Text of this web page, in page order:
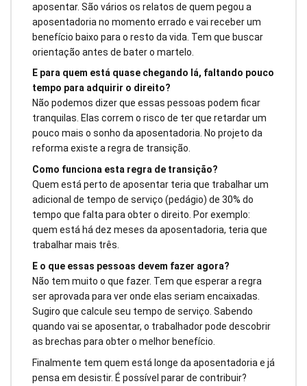
aposentar. São vários os relatos de quem pegou a
aposentadoria no momento errado e vai receber um
benefício baixo para o resto da vida. Tem que buscar
orientação antes de bater o martelo.
E para quem está quase chegando lá, faltando pouco
tempo para adquirir o direito?
Não podemos dizer que essas pessoas podem ficar
tranquilas. Elas correm o risco de ter que retardar um
pouco mais o sonho da aposentadoria. No projeto da
reforma existe a regra de transição.
Como funciona esta regra de transição?
Quem está perto de aposentar teria que trabalhar um
adicional de tempo de serviço (pedágio) de 30% do
tempo que falta para obter o direito. Por exemplo:
quem está há dez meses da aposentadoria, teria que
trabalhar mais três.
E o que essas pessoas devem fazer agora?
Não tem muito o que fazer. Tem que esperar a regra
ser aprovada para ver onde elas seriam encaixadas.
Sugiro que calcule seu tempo de serviço. Sabendo
quando vai se aposentar, o trabalhador pode descobrir
as brechas para obter o melhor benefício.
Finalmente tem quem está longe da aposentadoria e já
pensa em desistir. É possível parar de contribuir?